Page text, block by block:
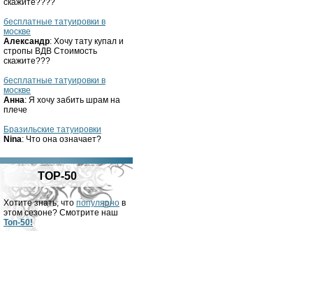
скажите????
бесплатные татуировки в
москве
Александр: Хочу тату купал и
стропы ВДВ Стоимость
скажите???
бесплатные татуировки в
москве
Анна: Я хочу забить шрам на
плече
Бразильские татуировки
Nina: Что она означает?
TOP-50
Хотите знать, что популярно в
этом сезоне? Смотрите наш
Топ-50!